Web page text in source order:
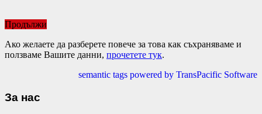
Продължи
Ако желаете да разберете повече за това как съхраняваме и
ползваме Вашите данни, прочетете тук.
semantic tags powered by TransPacific Software
За нас